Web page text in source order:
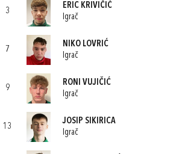
3
ERIC KRIVIČIĆ
Igrač
7
NIKO LOVRIĆ
Igrač
9
RONI VUJIČIĆ
Igrač
13
JOSIP SIKIRICA
Igrač